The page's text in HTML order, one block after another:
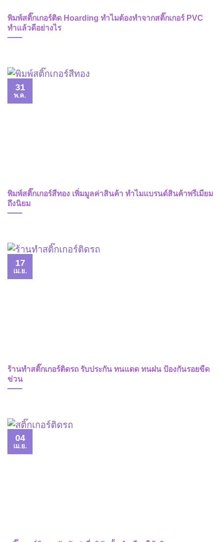
พิมพ์สติ๊กเกอร์ติด Hoarding ทำไมต้องทำจากสติ๊กเกอร์ PVC
ทำแล้วดีอย่างไร
พิมพ์สติ๊กเกอร์สีทอง เพิ่มมูลค่าสินค้า ทำไมแบรนด์สินค้าพรีเมียม
ถึงนิยม
31
พ.ค.
ร้านทำสติ๊กเกอร์ติดรถ รับประกัน ทนแดด ทนฝน ป้องกันรอยขีด
ข่วน
17
เม.ย.
04
เม.ย.